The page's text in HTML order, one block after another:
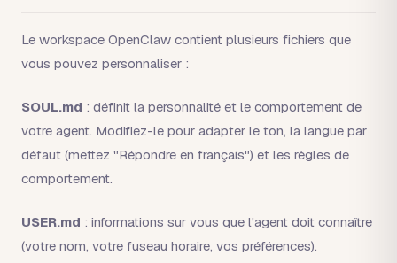
Le workspace OpenClaw contient plusieurs fichiers que
vous pouvez personnaliser :
SOUL.md : définit la personnalité et le comportement de
votre agent. Modifiez-le pour adapter le ton, la langue par
défaut (mettez "Répondre en français") et les règles de
comportement.
USER.md : informations sur vous que l'agent doit connaître
(votre nom, votre fuseau horaire, vos préférences).